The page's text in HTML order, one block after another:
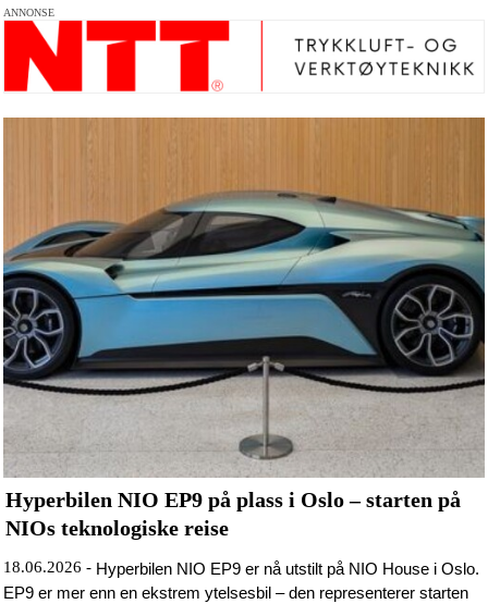
ANNONSE
Hyperbilen NIO EP9 på plass i Oslo – starten på
NIOs teknologiske reise
18.06.2026 - Hyperbilen NIO EP9 er nå utstilt på NIO House i Oslo.
EP9 er mer enn en ekstrem ytelsesbil – den representerer starten